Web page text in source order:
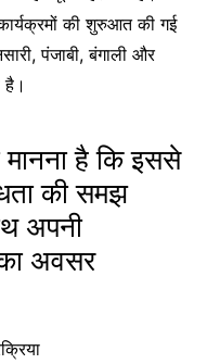
कार्यक्रमों की शुरुआत की गई
पंजाबी, बंगाली और
है।
मानना है कि इससे
की समझ
अपनी
अवसर